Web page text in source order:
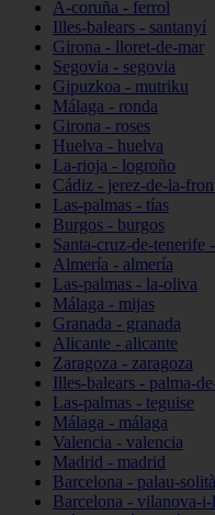
A-coruña - ferrol
Illes-balears - santanyí
Girona - lloret-de-mar
Segovia - segovia
Gipuzkoa - mutriku
Málaga - ronda
Girona - roses
Huelva - huelva
La-rioja - logroño
Cádiz - jerez-de-la-
Las-palmas - tías
Burgos - burgos
Santa-cruz-de-tenerife
Almería - almería
Las-palmas - la-oliva
Málaga - mijas
Granada - granada
Alicante - alicante
Zaragoza - zaragoza
Illes-balears - palma-
Las-palmas - teguise
Málaga - málaga
Valencia - valencia
Madrid - madrid
Barcelona - palau-
Barcelona - vilanova-i-